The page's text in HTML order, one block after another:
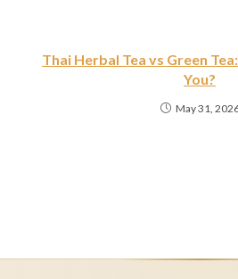
Thai Herbal Tea vs Green
You?
May 31,